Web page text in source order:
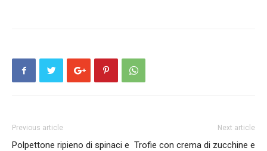
Previous article
Polpettone ripieno di spinaci e
Next article
Trofie con crema di zucchine e